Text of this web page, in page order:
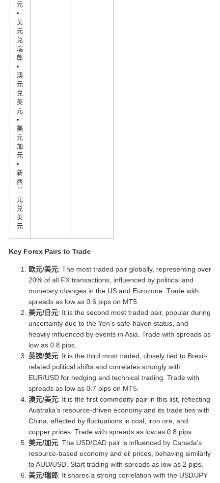
元
•
美
元
兑
瑞
郎
•
澳
元
兑
美
元
•
美
元
加
元
•
新
西
兰
元
兑
美
元
Key Forex Pairs to Trade
欧元/美元: The most traded pair globally, representing over
20% of all FX transactions, influenced by political and
monetary changes in the US and Eurozone. Trade with
spreads as low as 0.6 pips on MT5.
美元/日元: It is the second most traded pair, popular during
uncertainty due to the Yen’s safe-haven status, and
heavily influenced by events in Asia. Trade with spreads as
low as 0.8 pips.
英镑/美元: It is the third most traded, closely tied to Brexit-
related political shifts and correlates strongly with
EUR/USD for hedging and technical trading. Trade with
spreads as low as 0.7 pips on MT5.
澳元/美元: It is the first commodity pair in this list, reflecting
Australia’s resource-driven economy and its trade ties with
China, affected by fluctuations in coal, iron ore, and
copper prices. Trade with spreads as low as 0.8 pips.
美元/加元: The USD/CAD pair is influenced by Canada’s
resource-based economy and oil prices, behaving similarly
to AUD/USD. Start trading with spreads as low as 2 pips.
美元/瑞郎: It shares a strong correlation with the USD/JPY